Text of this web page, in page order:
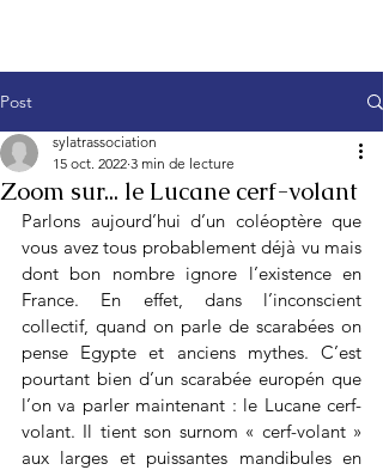
Post
Zoom sur... le Lucane cerf-volant
sylatrassociation
15 oct. 2022 3 min de lecture
Parlons aujourd’hui d’un coléoptère que
vous avez tous probablement déjà vu mais
dont bon nombre ignore l’existence en
France. En effet, dans l’inconscient
collectif, quand on parle de scarabées on
pense Egypte et anciens mythes. C’est
pourtant bien d’un scarabée europén que
l’on va parler maintenant : le Lucane cerf-
volant. Il tient son surnom « cerf-volant »
aux larges et puissantes mandibules en